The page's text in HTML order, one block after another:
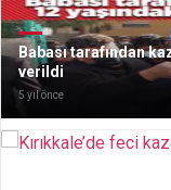
Babası tarafından
verildi
5 yıl önce